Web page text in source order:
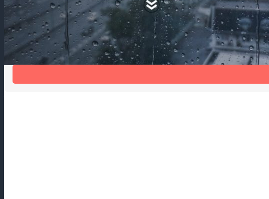
Шум дождя мешает спать?
Шумогасящая накладка на отлив Антидождь избавит от шума дождя